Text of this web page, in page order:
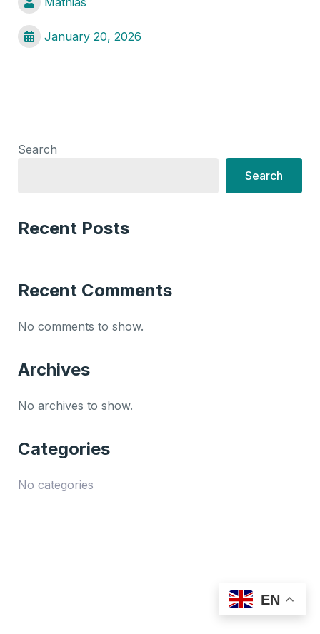
January 20, 2026
Search
Search
Recent Posts
Recent Comments
No comments to show.
Archives
No archives to show.
Categories
No categories
EN